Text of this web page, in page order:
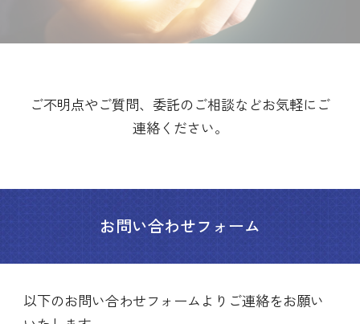
ご不明点やご質問、委託のご相談などお気軽にご
連絡ください。
お問い合わせフォーム
以下のお問い合わせフォームよりご連絡をお願い